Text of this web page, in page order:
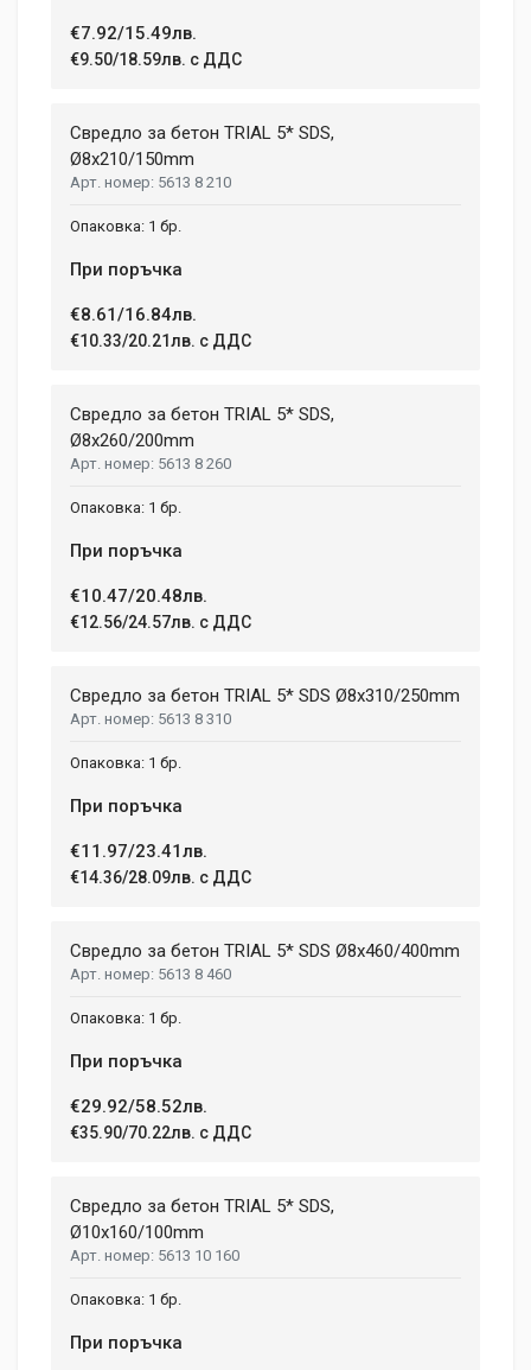
€7.92/15.49лв.
€9.50/18.59лв. с ДДС
Свредло за бетон TRIAL 5* SDS,
Ø8x210/150mm
5613 8 210
1 бр.
При поръчка
€8.61/16.84лв.
€10.33/20.21лв. с ДДС
Свредло за бетон TRIAL 5* SDS,
Ø8x260/200mm
5613 8 260
1 бр.
При поръчка
€10.47/20.48лв.
€12.56/24.57лв. с ДДС
Свредло за бетон TRIAL 5* SDS Ø8x310/250mm
5613 8 310
1 бр.
При поръчка
€11.97/23.41лв.
€14.36/28.09лв. с ДДС
Свредло за бетон TRIAL 5* SDS Ø8x460/400mm
5613 8 460
1 бр.
При поръчка
€29.92/58.52лв.
€35.90/70.22лв. с ДДС
Свредло за бетон TRIAL 5* SDS,
Ø10x160/100mm
5613 10 160
1 бр.
При поръчка